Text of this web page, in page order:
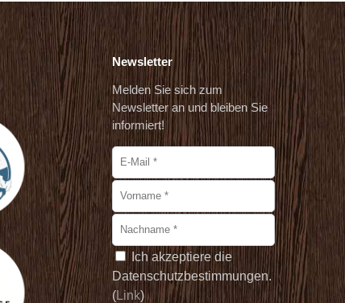
Newsletter
Melden Sie sich zum
Newsletter an und bleiben Sie
informiert!
Ich akzeptiere die
Datenschutzbestimmungen.
(Link)